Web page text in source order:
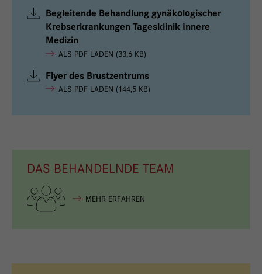
Begleitende Behandlung gynäkologischer
Krebserkrankungen Tagesklinik Innere
Medizin
ALS PDF LADEN (33,6 KB)
Flyer des Brustzentrums
ALS PDF LADEN (144,5 KB)
DAS BEHANDELNDE TEAM
MEHR ERFAHREN